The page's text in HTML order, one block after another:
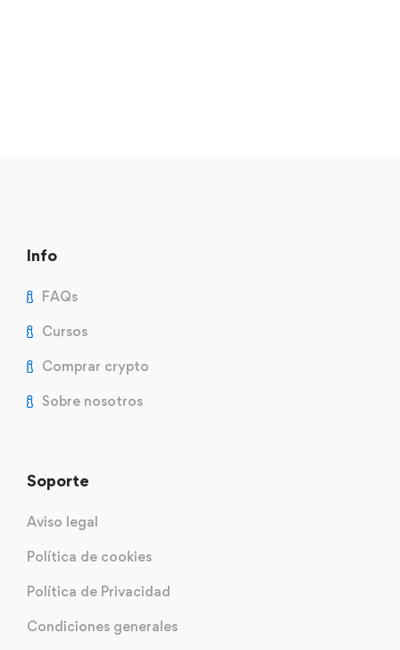
Info
FAQs
Cursos
Comprar crypto
Sobre nosotros
Soporte
Aviso legal
Política de cookies
Política de Privacidad
Condiciones generales